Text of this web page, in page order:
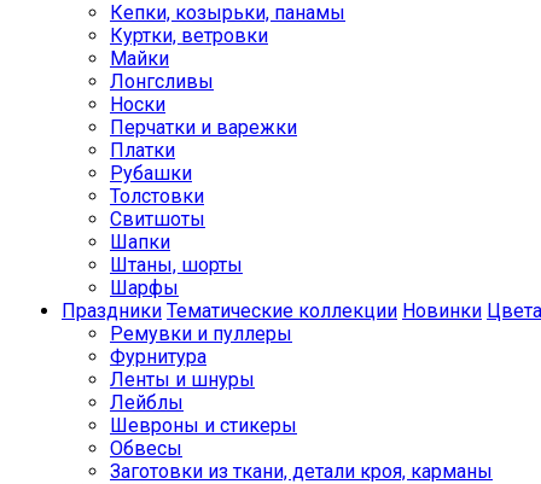
Кепки, козырьки, панамы
Куртки, ветровки
Майки
Лонгсливы
Носки
Перчатки и варежки
Платки
Рубашки
Толстовки
Свитшоты
Шапки
Штаны, шорты
Шарфы
Праздники Тематические коллекции Новинки Цвета
Ремувки и пуллеры
Фурнитура
Ленты и шнуры
Лейблы
Шевроны и стикеры
Обвесы
Заготовки из ткани, детали кроя, карманы